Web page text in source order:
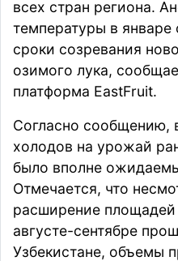
всех стран региона.
температуры в январе
сроки созревания
озимого лука,
платформа EastFruit.
Согласно сообщению,
холодов на урожай
было вполне
Отмечается, что
расширение площадей
августе-сентябре
Узбекистане, объемы